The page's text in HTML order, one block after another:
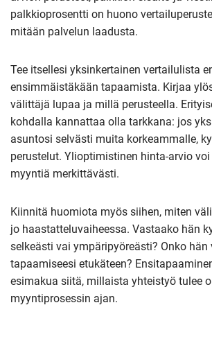
palkkioprosentti on huono
mitään palvelun laadusta.
Tee itsellesi yksinkertainen vertailulista
ensimmäistäkään tapaamista. Kirjaa
välittäjä lupaa ja millä perusteella.
kohdalla kannattaa olla tarkkana: jos
asuntosi selvästi muita korkeammalle,
perustelut. Ylioptimistinen hinta-arvio
myyntiä merkittävästi.
Kiinnitä huomiota myös siihen, miten
jo haastatteluvaiheessa. Vastaako hän
selkeästi vai ympäripyöreästi? Onko
tapaamiseesi etukäteen?
esimakua siitä, millaista yhteistyö tulee
myyntiprosessin ajan.